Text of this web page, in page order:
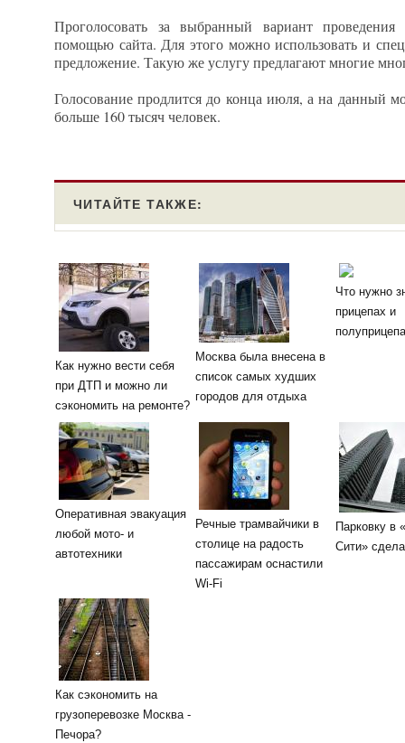
Проголосовать за выбранный вариант
помощью сайта. Для этого можно использовать и
предложение. Такую же услугу предлагают многие
Голосование продлится до конца июля, а на данный
больше 160 тысяч человек.
ЧИТАЙТЕ ТАКЖЕ:
Как нужно вести себя
при ДТП и можно ли
сэкономить на ремонте?
Москва была внесена в
список самых худших
городов для отдыха
Что нужно
прицепах и
Оперативная эвакуация
любой мото- и
автотехники
Речные трамвайчики в
столице на радость
пассажирам оснастили
Wi-Fi
Парковку в
Сити»
Как сэкономить на
грузоперевозке Москва -
Печора?